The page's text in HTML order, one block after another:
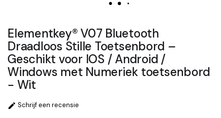
Elementkey® V07 Bluetooth
Draadloos Stille Toetsenbord –
Geschikt voor IOS / Android /
Windows met Numeriek toetsenbord
- Wit
 Schrijf een recensie